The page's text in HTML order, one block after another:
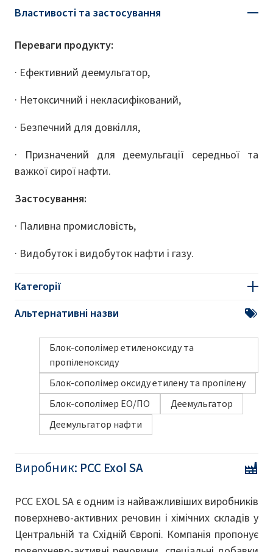
Властивості та застосування
Переваги продукту:
· Ефективний деемульгатор,
· Нетоксичний і некласифікований,
· Безпечний для довкілля,
· Призначений для деемульгації середньої та
важкої сирої нафти.
Застосування:
· Паливна промисловість,
· Видобуток і видобуток нафти і газу.
Категорії
Альтернативні назви
Блок-сополімер етиленоксиду та
пропіленоксиду
Блок-сополімер оксиду етилену та пропілену
Блок-сополімер ЕО/ПО
Деемульгатор
Деемульгатор нафти
Виробник: PCC Exol SA
PCC EXOL SA є одним із найважливіших виробників
поверхнево-активних речовин і хімічних складів у
Центральній та Східній Європі. Компанія пропонує